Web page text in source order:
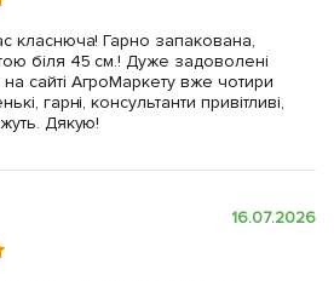
класнюча! Гарно запакована,
біля 45 см.! Дуже задоволені
сайті АгроМаркету вже чотири
гарні, консультанти привітливі,
Дякую!
16.07.2026